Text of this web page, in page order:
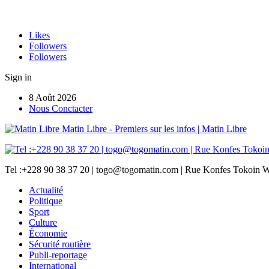
Likes
Followers
Followers
Sign in
8 Août 2026
Nous Conctacter
Matin Libre - Premiers sur les infos | Matin Libre
Tel :+228 90 38 37 20 | togo@togomatin.com | Rue Konfes Tokoin
Actualité
Politique
Sport
Culture
Économie
Sécurité routière
Publi-reportage
International